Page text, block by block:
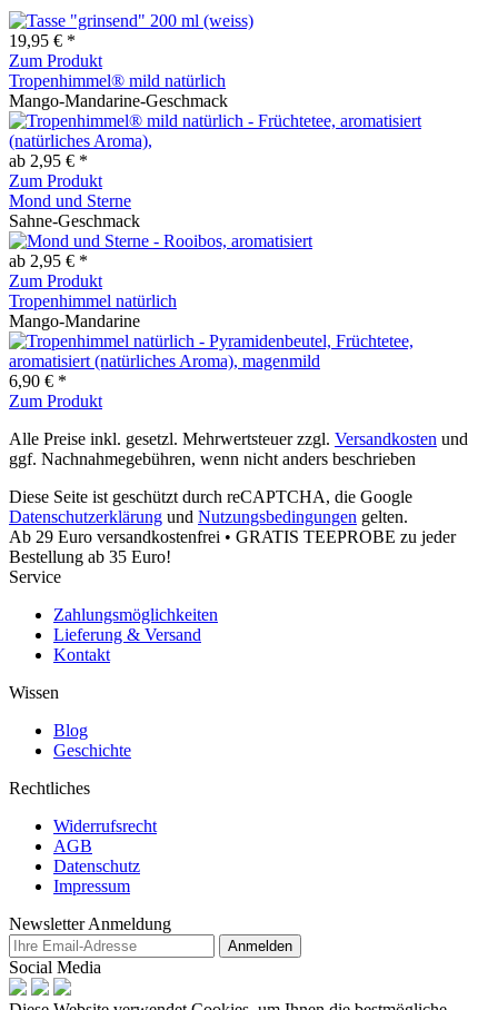
19,95 € *
Zum Produkt
Tropenhimmel® mild natürlich
Mango-Mandarine-Geschmack
ab 2,95 € *
Zum Produkt
Mond und Sterne
Sahne-Geschmack
ab 2,95 € *
Zum Produkt
Tropenhimmel natürlich
Mango-Mandarine
6,90 € *
Zum Produkt
Alle Preise inkl. gesetzl. Mehrwertsteuer zzgl. Versandkosten und
ggf. Nachnahmegebühren, wenn nicht anders beschrieben
Diese Seite ist geschützt durch reCAPTCHA, die Google
Datenschutzerklärung und Nutzungsbedingungen gelten.
Ab 29 Euro versandkostenfrei • GRATIS TEEPROBE zu jeder
Bestellung ab 35 Euro!
Service
Zahlungsmöglichkeiten
Lieferung & Versand
Kontakt
Wissen
Blog
Geschichte
Rechtliches
Widerrufsrecht
AGB
Datenschutz
Impressum
Newsletter Anmeldung
Anmelden
Social Media